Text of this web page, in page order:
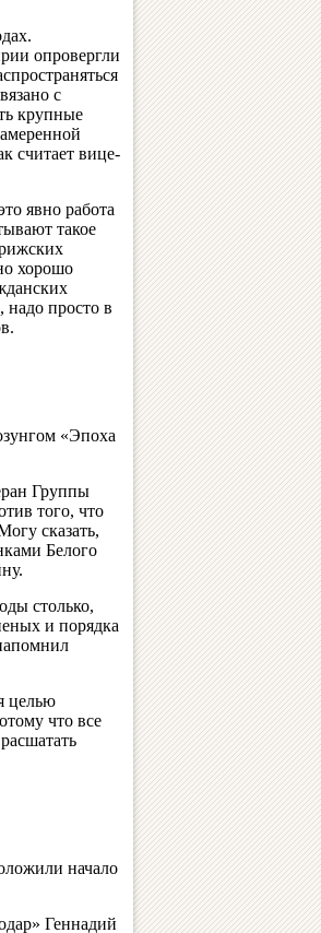
опровергли
с
крупные
считает вице-
явно работа
такое
хорошо
надо просто в
«Эпоха
Группы
того, что
сказать,
Белого
столько,
и порядка
целью
что все
начало
Геннадий